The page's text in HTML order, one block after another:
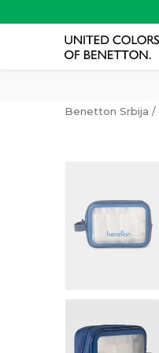
Benetton Srbija